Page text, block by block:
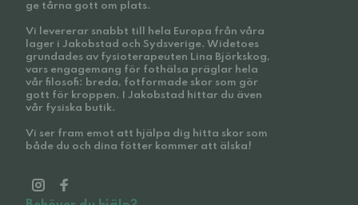
ge tårna gott om plats.
Vi levererar snabbt till hela Europa från våra
lager i Jakobstad och Sydsverige. Widetoes
grundades av fysioterapeuten Lina Björkskog,
vars engagemang för fothälsa präglar hela
vår filosofi: breda, fotformade skor som gör
gott för kroppen. I Jakobstad hittar du även
vår fysiska butik.
Vi ser fram emot att hjälpa dig hitta skor som
både du och dina fötter kommer att älska!